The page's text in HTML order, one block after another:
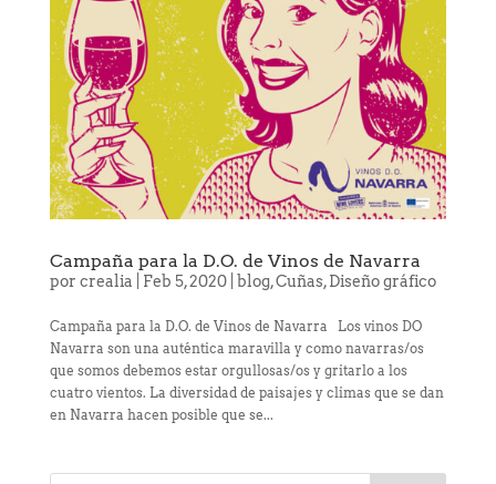
Campaña para la D.O. de Vinos de Navarra
por crealia Feb 5, 2020| blog,Cuñas,Diseño gráfico
Campaña para la D.O. de Vinos de Navarra Los vinos DO
Navarra son una auténtica maravilla y como navarras/os
que somos debemos estar orgullosas/os y gritarlo a los
cuatro vientos. La diversidad de paisajes y climas que se dan
en Navarra hacen posible que se...